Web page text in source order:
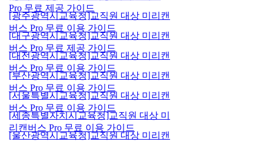
Pro 무료 제공 가이드
[광주광역시교육청]교직원 대상 미리캔
버스 Pro 무료 이용 가이드
[대구광역시교육청]교직원 대상 미리캔
버스 Pro 무료 제공 가이드
[대전광역시교육청]교직원 대상 미리캔
버스 Pro 무료 이용 가이드
[부산광역시교육청]교직원 대상 미리캔
버스 Pro 무료 이용 가이드
[서울특별시교육청]교직원 대상 미리캔
버스 Pro 무료 이용 가이드
[세종특별자치시교육청]교직원 대상 미
리캔버스 Pro 무료 이용 가이드
[울산광역시교육청]교직원 대상 미리캔